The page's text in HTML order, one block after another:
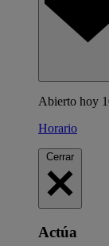
Abierto hoy
Horario
Cerrar
Actúa